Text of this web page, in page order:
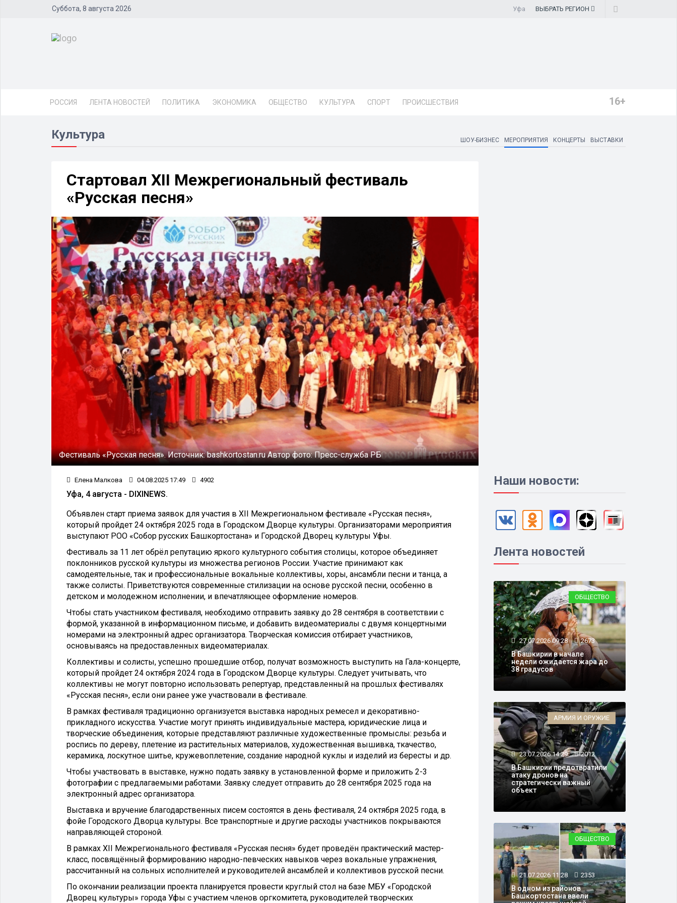
Суббота, 8 августа 2026 Уфа ВЫБРАТЬ РЕГИОН
РОССИЯ ЛЕНТА НОВОСТЕЙ ПОЛИТИКА ЭКОНОМИКА ОБЩЕСТВО КУЛЬТУРА СПОРТ ПРОИСШЕСТВИЯ 16+
Культура ШОУ-БИЗНЕС МЕРОПРИЯТИЯ КОНЦЕРТЫ ВЫСТАВКИ
Стартовал XII Межрегиональный фестиваль
«Русская песня»
Фестиваль «Русская песня».Источник:bashkortostan.ruАвтор фото:Пресс-служба РБ
Елена Малкова 04.08.2025 17:49 4902
Уфа, 4 августа - DIXINEWS.
Объявлен старт приема заявок для участия в XII Межрегиональном фестивале «Русская песня»,
который пройдет 24 октября 2025 года в Городском Дворце культуры. Организаторами мероприятия
выступают РОО «Собор русских Башкортостана» и Городской Дворец культуры Уфы.
Фестиваль за 11 лет обрёл репутацию яркого культурного события столицы, которое объединяет
поклонников русской культуры из множества регионов России. Участие принимают как
самодеятельные, так и профессиональные вокальные коллективы, хоры, ансамбли песни и танца, а
также солисты. Приветствуются современные стилизации на основе русской песни, особенно в
детском и молодежном исполнении, и впечатляющее оформление номеров.
Чтобы стать участником фестиваля, необходимо отправить заявку до 28 сентября в соответствии с
формой, указанной в информационном письме, и добавить видеоматериалы с двумя концертными
номерами на электронный адрес организатора. Творческая комиссия отбирает участников,
основываясь на предоставленных видеоматериалах.
Коллективы и солисты, успешно прошедшие отбор, получат возможность выступить на Гала-концерте,
который пройдет 24 октября 2024 года в Городском Дворце культуры. Следует учитывать, что
коллективы не могут повторно использовать репертуар, представленный на прошлых фестивалях
«Русская песня», если они ранее уже участвовали в фестивале.
В рамках фестиваля традиционно организуется выставка народных ремесел и декоративно-
прикладного искусства. Участие могут принять индивидуальные мастера, юридические лица и
творческие объединения, которые представляют различные художественные промыслы: резьба и
роспись по дереву, плетение из растительных материалов, художественная вышивка, ткачество,
керамика, лоскутное шитье, кружевоплетение, создание народной куклы и изделий из бересты и др.
Чтобы участвовать в выставке, нужно подать заявку в установленной форме и приложить 2-3
фотографии с предлагаемыми работами. Заявку следует отправить до 28 сентября 2025 года на
электронный адрес организатора.
Выставка и вручение благодарственных писем состоятся в день фестиваля, 24 октября 2025 года, в
фойе Городского Дворца культуры. Все транспортные и другие расходы участников покрываются
направляющей стороной.
В рамках XII Межрегионального фестиваля «Русская песня» будет проведён практический мастер-
класс, посвящённый формированию народно-певческих навыков через вокальные упражнения,
рассчитанный на сольных исполнителей и руководителей ансамблей и коллективов русской песни.
По окончании реализации проекта планируется провести круглый стол на базе МБУ «Городской
Дворец культуры» города Уфы с участием членов оргкомитета, руководителей творческих
Наши новости:
Лента новостей
ОБЩЕСТВО
27.07.2026 09:28 2673
В Башкирии в начале
недели ожидается жара до
38 градусов
АРМИЯ И ОРУЖИЕ
23.07.2026 14:29 2012
В Башкирии предотвратили
атаку дронов на
стратегически важный
объект
ОБЩЕСТВО
21.07.2026 11:28 2353
В одном из районов
Башкортостана ввели